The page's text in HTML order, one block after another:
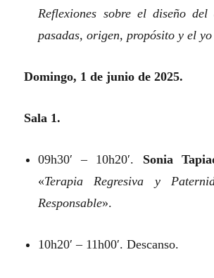
Reflexiones sobre el diseño
pasadas, origen, propósito y el
Domingo, 1 de junio de 2025.
Sala 1.
09h30′ – 10h20′. Sonia
«Terapia Regresiva y
Responsable».
10h20′ – 11h00′. Descanso.